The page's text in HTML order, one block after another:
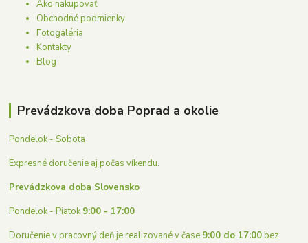
Ako nakupovať
Obchodné podmienky
Fotogaléria
Kontakty
Blog
Prevádzkova doba Poprad a okolie
Pondelok - Sobota
Expresné doručenie aj počas víkendu.
Prevádzkova doba Slovensko
Pondelok - Piatok9:00 - 17:00
Doručenie v pracovný deň je realizované v čase 9:00 do 17:00bez